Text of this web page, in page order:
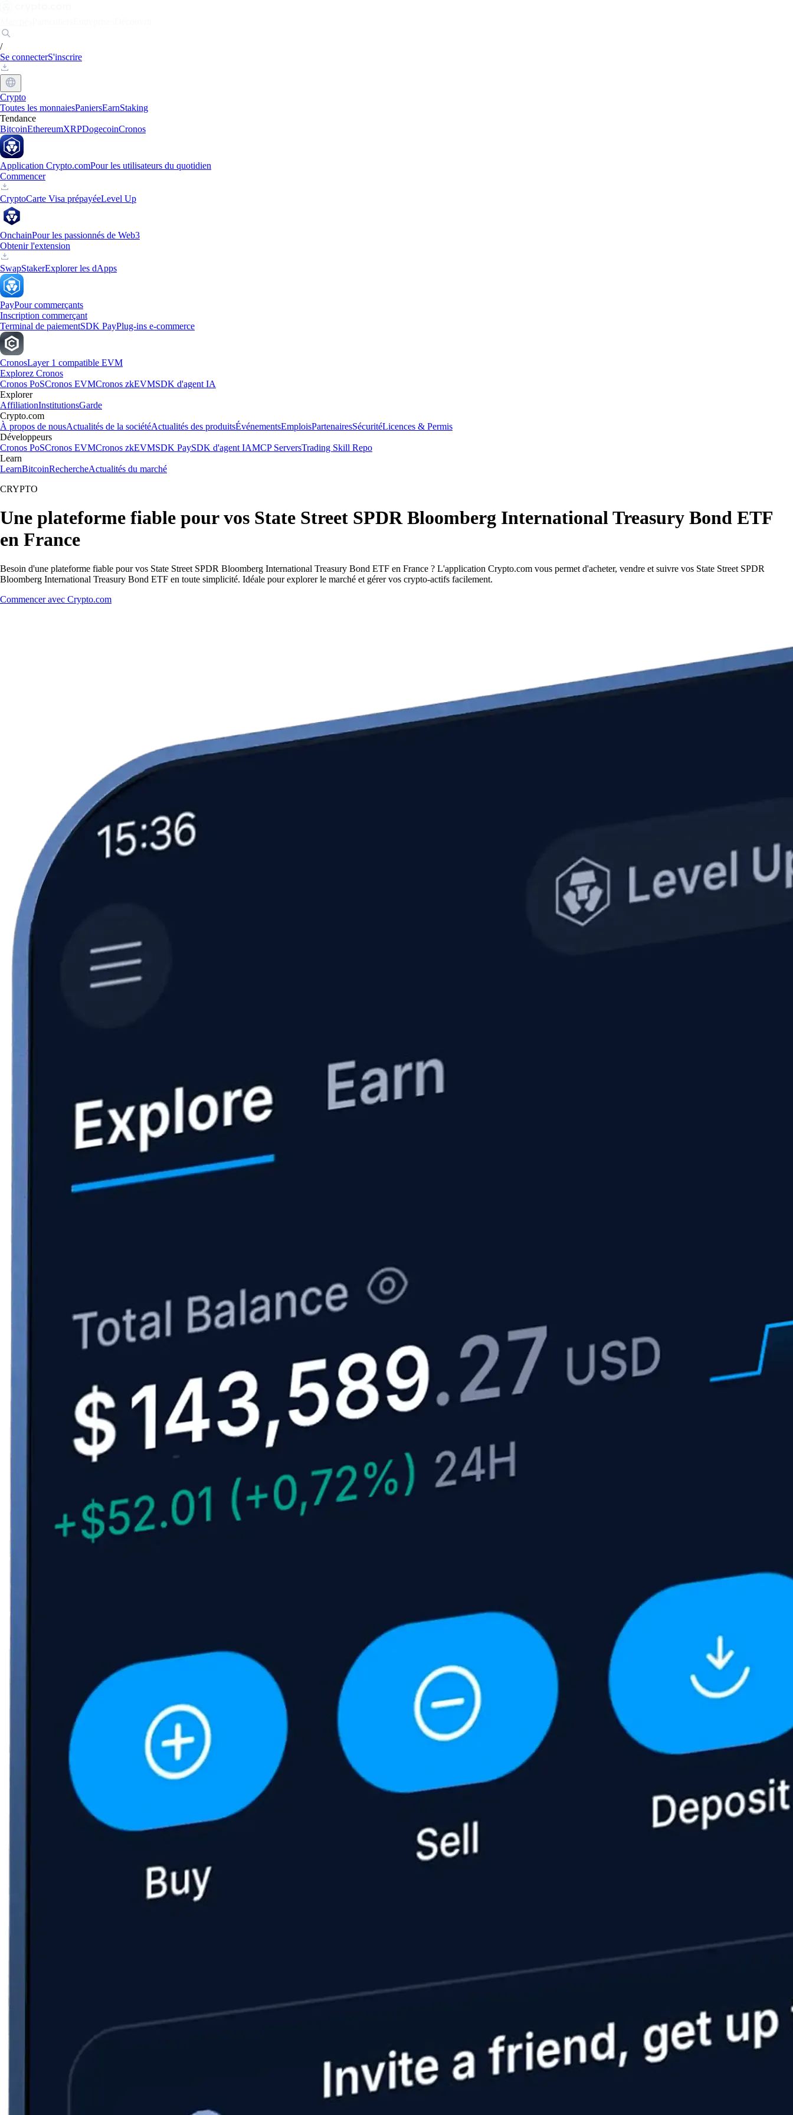
/
Se connecterS'inscrire
Crypto
Toutes les monnaiesPaniersEarnStaking
Tendance
BitcoinEthereumXRPDogecoinCronos
Application Crypto.comPour les utilisateurs du quotidien
Commencer
CryptoCarte Visa prépayéeLevel Up
OnchainPour les passionnés de Web3
Obtenir l'extension
SwapStakerExplorer les dApps
PayPour commerçants
Inscription commerçant
Terminal de paiementSDK PayPlug-ins e-commerce
CronosLayer 1 compatible EVM
Explorez Cronos
Cronos PoSCronos EVMCronos zkEVMSDK d'agent IA
Explorer
AffiliationInstitutionsGarde
Crypto.com
À propos de nousActualités de la sociétéActualités des produitsÉvénementsEmploisPartenairesSécuritéLicences & Permis
Développeurs
Cronos PoSCronos EVMCronos zkEVMSDK PaySDK d'agent IAMCP ServersTrading Skill Repo
Learn
LearnBitcoinRechercheActualités du marché
CRYPTO
Une plateforme fiable pour vos State Street SPDR Bloomberg International Treasury Bond ETF
en France
Besoin d'une plateforme fiable pour vos State Street SPDR Bloomberg International Treasury Bond ETF en France ? L'application Crypto.com vous permet d'acheter, vendre et suivre vos State Street SPDR
Bloomberg International Treasury Bond ETF en toute simplicité. Idéale pour explorer le marché et gérer vos crypto-actifs facilement.
Commencer avec Crypto.com